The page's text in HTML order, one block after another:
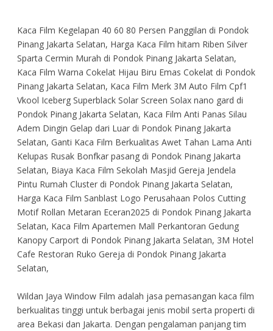
Kaca Film Kegelapan 40 60 80 Persen Panggilan di Pondok
Pinang Jakarta Selatan, Harga Kaca Film hitam Riben Silver
Sparta Cermin Murah di Pondok Pinang Jakarta Selatan,
Kaca Film Warna Cokelat Hijau Biru Emas Cokelat di Pondok
Pinang Jakarta Selatan, Kaca Film Merk 3M Auto Film Cpf1
Vkool Iceberg Superblack Solar Screen Solax nano gard di
Pondok Pinang Jakarta Selatan, Kaca Film Anti Panas Silau
Adem Dingin Gelap dari Luar di Pondok Pinang Jakarta
Selatan, Ganti Kaca Film Berkualitas Awet Tahan Lama Anti
Kelupas Rusak Bonfkar pasang di Pondok Pinang Jakarta
Selatan, Biaya Kaca Film Sekolah Masjid Gereja Jendela
Pintu Rumah Cluster di Pondok Pinang Jakarta Selatan,
Harga Kaca Film Sanblast Logo Perusahaan Polos Cutting
Motif Rollan Metaran Eceran2025 di Pondok Pinang Jakarta
Selatan, Kaca Film Apartemen Mall Perkantoran Gedung
Kanopy Carport di Pondok Pinang Jakarta Selatan, 3M Hotel
Cafe Restoran Ruko Gereja di Pondok Pinang Jakarta
Selatan,
Wildan Jaya Window Film adalah jasa pemasangan kaca film
berkualitas tinggi untuk berbagai jenis mobil serta properti di
area Bekasi dan Jakarta. Dengan pengalaman panjang tim